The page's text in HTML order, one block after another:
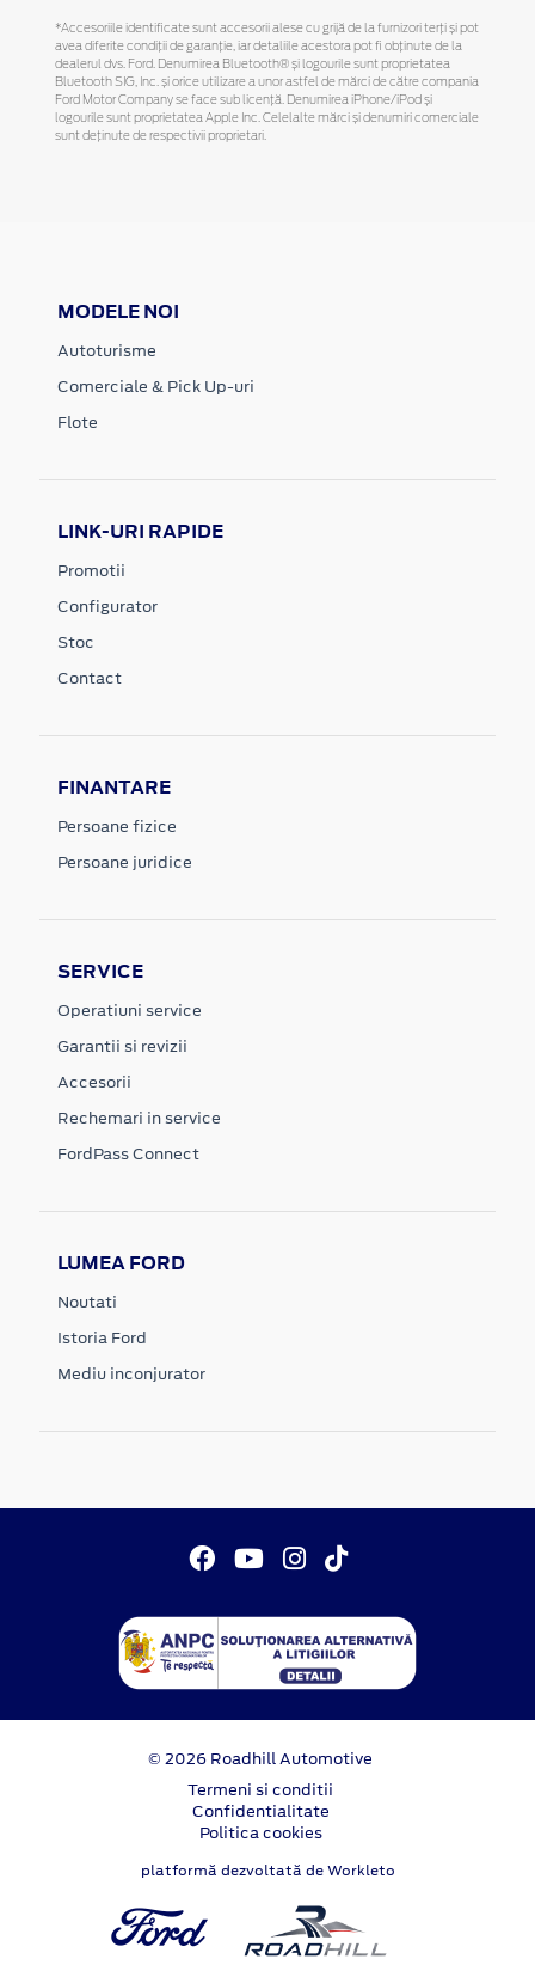
*Accesoriile identificate sunt accesorii alese cu grijă de la furnizori terți și pot
avea diferite condiții de garanție, iar detaliile acestora pot fi obținute de la
dealerul dvs. Ford. Denumirea Bluetooth® și logourile sunt proprietatea
Bluetooth SIG, Inc. și orice utilizare a unor astfel de mărci de către compania
Ford Motor Company se face sub licență. Denumirea iPhone/iPod și
logourile sunt proprietatea Apple Inc. Celelalte mărci și denumiri comerciale
sunt deținute de respectivii proprietari.
MODELE NOI
Autoturisme
Comerciale & Pick Up-uri
Flote
LINK-URI RAPIDE
Promotii
Configurator
Stoc
Contact
FINANTARE
Persoane fizice
Persoane juridice
SERVICE
Operatiuni service
Garantii si revizii
Accesorii
Rechemari in service
FordPass Connect
LUMEA FORD
Noutati
Istoria Ford
Mediu inconjurator
© 2026 Roadhill Automotive
Termeni si conditii
Confidentialitate
Politica cookies
platformă dezvoltată de Workleto